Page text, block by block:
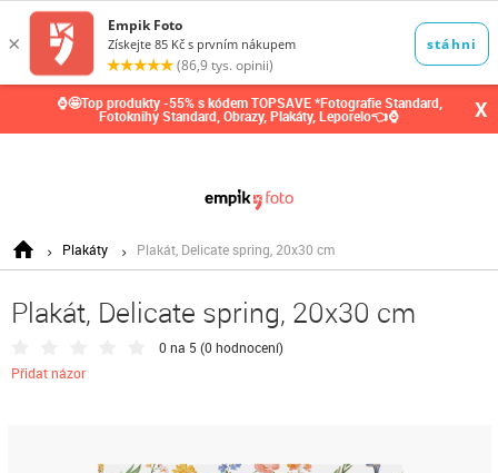
⌚🤩Top produkty -55% s kódem TOPSAVE *Fotografie Standard,
Fotoknihy Standard, Obrazy, Plakáty, Leporelo👈⌚ X
Plakáty Plakát, Delicate spring, 20x30 cm
Plakát, Delicate spring, 20x30 cm
0 na 5 (0 hodnocení)
Přidat názor